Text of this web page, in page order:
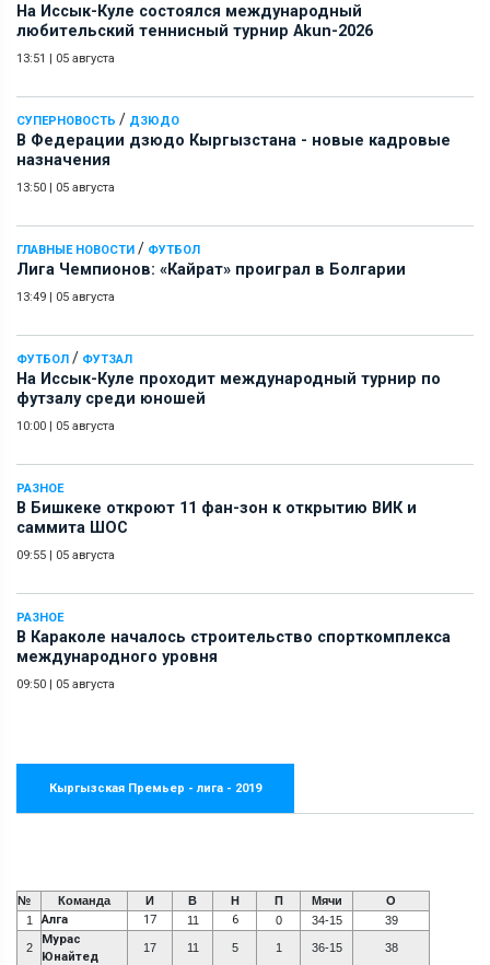
На Иссык-Куле состоялся международный
любительский теннисный турнир Akun-2026
13:51 | 05 августа
СУПЕРНОВОСТЬ / ДЗЮДО
В Федерации дзюдо Кыргызстана - новые кадровые
назначения
13:50 | 05 августа
ГЛАВНЫЕ НОВОСТИ / ФУТБОЛ
Лига Чемпионов: «Кайрат» проиграл в Болгарии
13:49 | 05 августа
ФУТБОЛ / ФУТЗАЛ
На Иссык-Куле проходит международный турнир по
футзалу среди юношей
10:00 | 05 августа
РАЗНОЕ
В Бишкеке откроют 11 фан-зон к открытию ВИК и
саммита ШОС
09:55 | 05 августа
РАЗНОЕ
В Караколе началось строительство спорткомплекса
международного уровня
09:50 | 05 августа
Кыргызская Премьер - лига - 2019
№ Команда И В Н П Мячи
О
1
Алга 17 11 6 0 34-15 39
2
Мурас
Юнайтед
17 11 5 1 36-15 38